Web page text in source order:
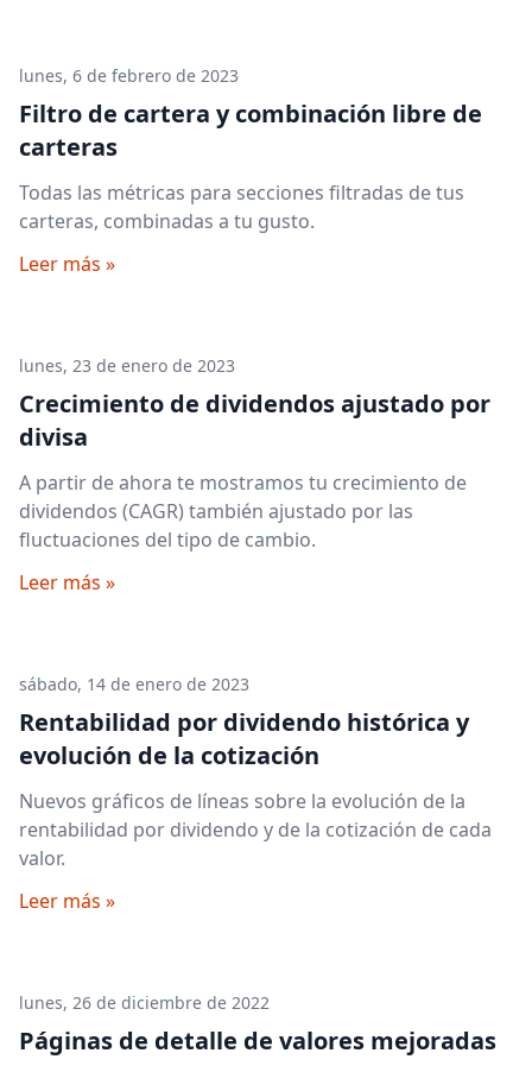
lunes, 6 de febrero de 2023
Filtro de cartera y combinación libre de
carteras
Todas las métricas para secciones filtradas de tus
carteras, combinadas a tu gusto.
Leer más »
lunes, 23 de enero de 2023
Crecimiento de dividendos ajustado por
divisa
A partir de ahora te mostramos tu crecimiento de
dividendos (CAGR) también ajustado por las
fluctuaciones del tipo de cambio.
Leer más »
sábado, 14 de enero de 2023
Rentabilidad por dividendo histórica y
evolución de la cotización
Nuevos gráficos de líneas sobre la evolución de la
rentabilidad por dividendo y de la cotización de cada
valor.
Leer más »
lunes, 26 de diciembre de 2022
Páginas de detalle de valores mejoradas